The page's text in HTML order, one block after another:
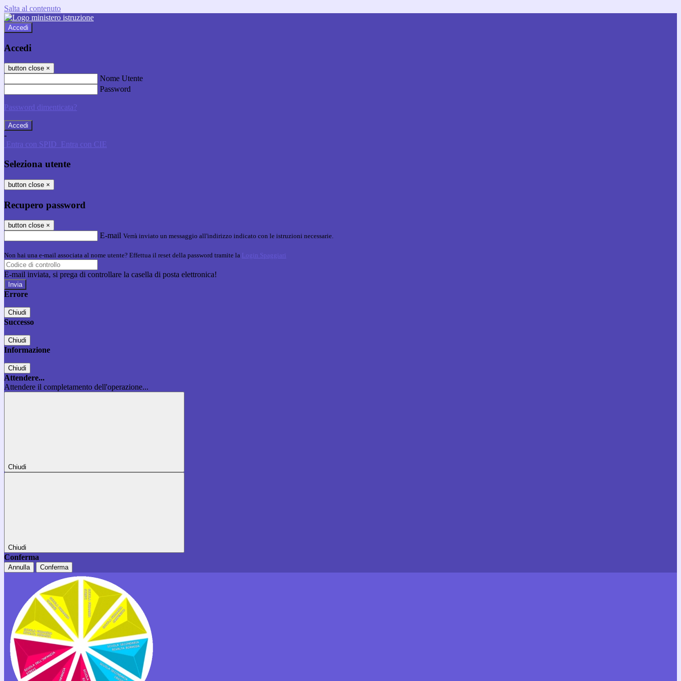
Salta al contenuto
Accedi
Accedi
button close ×
Nome Utente
Password
Password dimenticata?
-
Entra con SPID Entra con CIE
Seleziona utente
button close ×
Recupero password
button close ×
E-mail Verrà inviato un messaggio all'indirizzo indicato con le istruzioni necessarie.
Non hai una e-mail associata al nome utente? Effettua il reset della password tramite la Login Spaggiari
E-mail inviata, si prega di controllare la casella di posta elettronica!
Errore
Chiudi
Successo
Chiudi
Informazione
Chiudi
Attendere...
Attendere il completamento dell'operazione...
Chiudi
Chiudi
Conferma
Annulla Conferma